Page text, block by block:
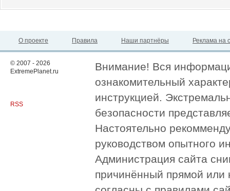
О проекте Правила Наши партнёры Реклама на
© 2007 - 2026
ExtremePlanet.ru
RSS
Внимание! Вся
ознакомительный
инструкцией.
безопасности
Настоятельно
руководством опытного
Администрация сайта
причинённый прямой или